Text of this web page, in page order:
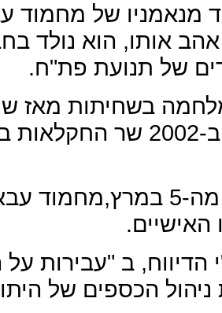
של מחמוד
של תנועת פת"ח.
היה ב-1998 שר העבודה וב-2002
עפ"י דיווח באתר "פראס" מה-
האישיים.
ב "עבירות על
הכספים של